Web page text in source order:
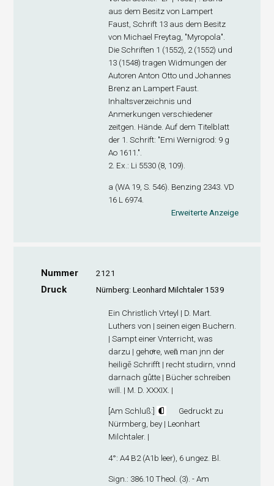
aus dem Besitz von Lampert
Faust, Schrift 13 aus dem Besitz
von Michael Freytag, "Myropola".
Die Schriften 1 (1552), 2 (1552) und
13 (1548) tragen Widmungen der
Autoren Anton Otto und Johannes
Brenz an Lampert Faust.
Inhaltsverzeichnis und
Anmerkungen verschiedener
zeitgen. Hände. Auf dem Titelblatt
der 1. Schrift: "Emi Wernigrod: 9 g
Ao 1611.".
2. Ex.: Li 5530 (8, 109).
a (WA 19, S. 546). Benzing 2343. VD
16 L 6974.
Erweiterte Anzeige
Nummer 2121
Druck Nürnberg: Leonhard Milchtaler 1539
Ein Christlich Vrteyl | D. Mart.
Luthers von | seinen eigen Buchern.
| Sampt einer Vnterricht, was
darzu | gehoͤre, wen̄ man jnn der
heiligē Schrifft | recht studirn, vnnd
darnach gůtte | Bücher schreiben
will. | M. D. XXXIX. |
[Am Schluß:]
Gedruckt zu
Nürmberg, bey | Leonhart
Milchtaler. |
4°: A4B2 (A1b leer), 6 ungez. Bl.
Sign.: 386.10 Theol. (3). - Am